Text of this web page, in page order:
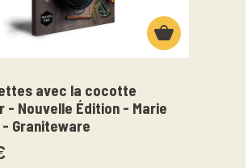
avec la cocotte
- Nouvelle Édition - Marie
- Graniteware